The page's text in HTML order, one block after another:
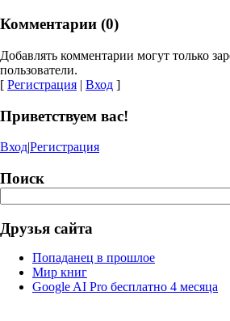
Комментарии (0)
Добавлять комментарии могут только
пользователи.
[ Регистрация | Вход ]
Приветствуем вас!
Вход|Регистрация
Поиск
Друзья сайта
Попаданец в прошлое
Мир книг
Google AI Pro бесплатно 4 месяца